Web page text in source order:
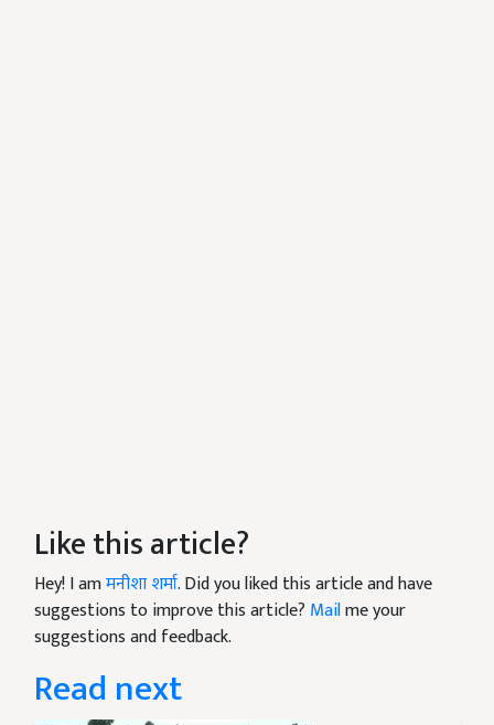
Like this article?
Hey! I amमनीशा शर्मा. Did you liked this article and have
suggestions to improve this article? Mailme your
suggestions and feedback.
Read next